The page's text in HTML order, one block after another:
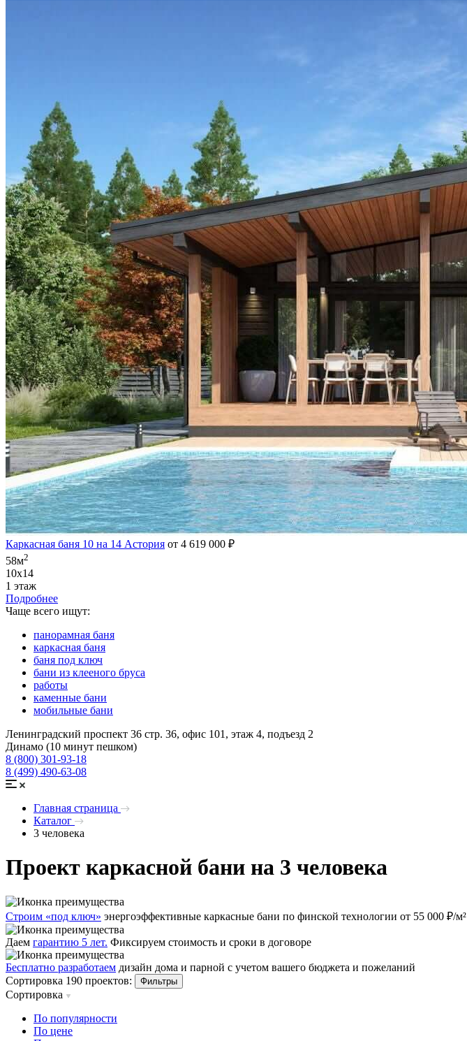
Каркасная баня 10 на 14 Астория от 4 619 000 ₽
58м2
10х14
1 этаж
Подробнее
Чаще всего ищут:
панорамная баня
каркасная баня
баня под ключ
бани из клееного бруса
работы
каменные бани
мобильные бани
Ленинградский проспект 36 стр. 36, офис 101, этаж 4, подъезд 2
Динамо (10 минут пешком)
8 (800) 301-93-18
8 (499) 490-63-08
Главная страница
Каталог
3 человека
Проект каркасной бани на 3 человека
Строим «под ключ» энергоэффективные каркасные бани по финской технологии от 55 000 ₽/м²
Даем гарантию 5 лет. Фиксируем стоимость и сроки в договоре
Бесплатно разработаем дизайн дома и парной с учетом вашего бюджета и пожеланий
Сортировка 190 проектов:
Фильтры
Сортировка
По популярности
По цене